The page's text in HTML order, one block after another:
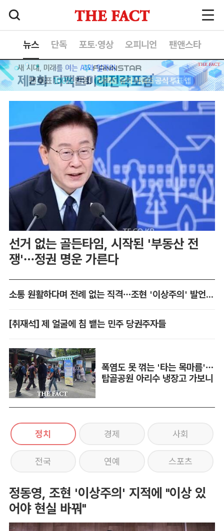
뉴스 단독 포토·영상 오피니언 팬앤스타
선거 없는 골든타임, 시작된 '부동산 전
쟁'…정권 명운 가른다
소통 원활하다며 전례 없는 직격…조현 '이상주의' 발언 논란
[취재석] 제 얼굴에 침 뱉는 민주 당권주자들
폭염도 못 꺾는 '타는 목마름'…
탑골공원 아리수 냉장고 가보니
정치 경제 사회
전국 연예 스포츠
정동영, 조현 '이상주의' 지적에 "이상 있
어야 현실 바꿔"